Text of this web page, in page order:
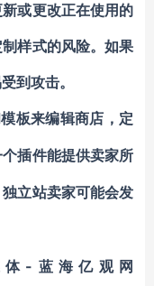
或更改正在使用的
样式的风险。如果
到攻击。
板来编辑商店，定
插件能提供卖家所
立站卖家可能会发
-蓝海亿观网